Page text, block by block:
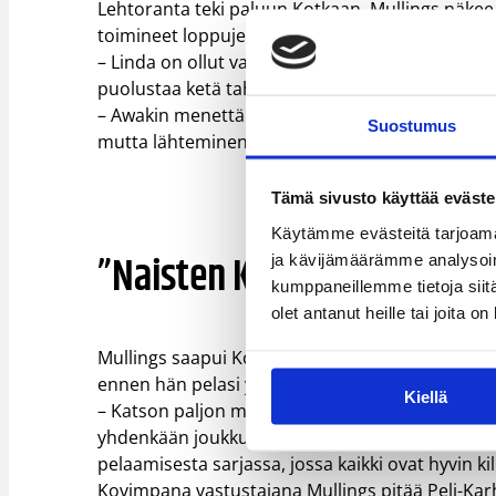
Suostumus
Tämä sivusto käyttää
Käytämme evästeitä
ja kävijämäärämme
kumppaneillemme tietoja
olet antanut heille tai joita
Kiellä
Lehtoranta teki paluun Kotkaan. Mullings
toimineet loppujen lopuksi Peli-Karhujen eduksi.
– Linda on ollut valtava etu joukkueellemme.
puolustaa ketä tahansa on täyttänyt
– Awakin menettäminen oli kova kolaus. Hän
mutta lähteminen oli hänelle parasta ja on ollut
”Naisten Korisliigassa ei
Mullings saapui Kotkaan Romanian CSB
ennen hän pelasi yliopistokoripalloa Alaskan
– Katson paljon muualla pelaavien ystävieni
yhdenkään joukkueen kohdalla, koska ne
pelaamisesta sarjassa, jossa kaikki ovat hyvin
Kovimpana vastustajana Mullings pitää Peli-